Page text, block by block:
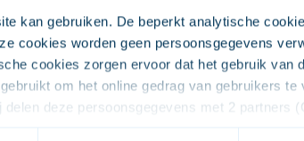
kan gebruiken. De beperkt analytische
cookies worden geen persoonsgegevens
cookies zorgen ervoor dat het gebruik van
om het online gedrag van gebruikers te
deze persoonsgegevens met 2 partners
De overige cookies zijn onder andere voor het